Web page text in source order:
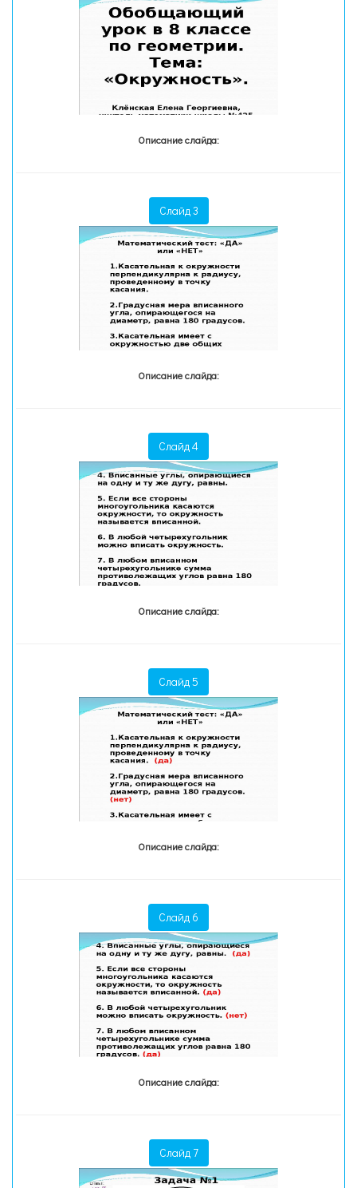
Описание слайда:
Слайд 3
Описание слайда:
Слайд 4
Описание слайда:
Слайд 5
Описание слайда:
Слайд 6
Описание слайда:
Слайд 7